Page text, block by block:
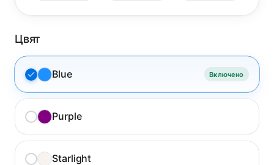
Цвят
Blue Включено
Purple
Starlight